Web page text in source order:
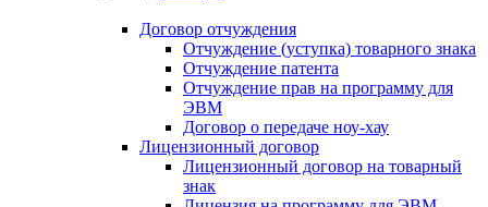
Договор отчуждения
Отчуждение (уступка) товарного знака
Отчуждение патента
Отчуждение прав на программу для
ЭВМ
Договор о передаче ноу-хау
Лицензионный договор
Лицензионный договор на товарный
знак